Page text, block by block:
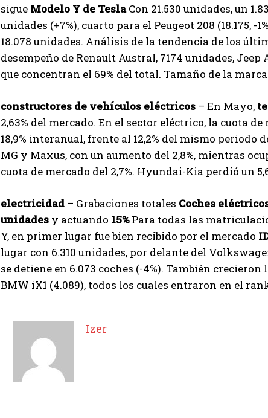
I WANT IN
I've read and accept thePrivacy Policy.
Izer
sigue Modelo Y de TeslaCon 21.530 unidades, un
unidades (+7%), cuarto para el Peugeot 208 (18.175,
18.078 unidades. Análisis de la tendencia de los
desempeño de Renault Austral, 7174 unidades,
que concentran el 69% del total. Tamaño de la
constructores de vehículos eléctricos – En Mayo,
2,63% del mercado. En el sector eléctrico, la cuota
18,9% interanual, frente al 12,2% del mismo periodo
MG y Maxus, con un aumento del 2,8%, mientras
cuota de mercado del 2,7%. Hyundai-Kia perdió un
electricidad – Grabaciones totales Coches
unidades y actuando 15%Para todas las
Y, en primer lugar fue bien recibido por el mercado
lugar con 6.310 unidades, por delante del
se detiene en 6.073 coches (-4%). También crecieron
BMW iX1 (4.089), todos los cuales entraron en el
Izer